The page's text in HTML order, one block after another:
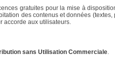
gratuites pour la mise à
des contenus et données
accorde aux utilisateurs.
sans Utilisation Commerciale.